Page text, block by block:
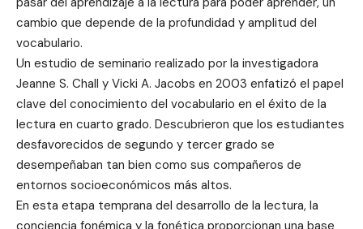
cambio que depende de la profundidad y amplitud del
vocabulario.
Un estudio de seminario realizado por la investigadora
Jeanne S. Chall y Vicki A. Jacobs en 2003 enfatizó el papel
clave del conocimiento del vocabulario en el éxito de la
lectura en cuarto grado. Descubrieron que los estudiantes
desfavorecidos de segundo y tercer grado se
desempeñaban tan bien como sus compañeros de
entornos socioeconómicos más altos.
En esta etapa temprana del desarrollo de la lectura, la
conciencia fonémica y la fonética proporcionan una base